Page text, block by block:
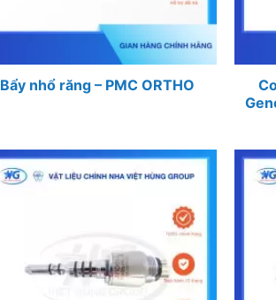
Bẩy nhổ răng – PMC ORTHO